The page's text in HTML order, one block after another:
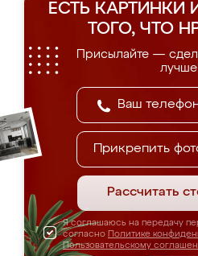
ЕСТЬ КАРТИНКИ
ТОГО, ЧТО
Присылайте —
Прикрепить
Рассчитать
Я соглашаюсь на передачу
согласно Политике
Пользовательскому